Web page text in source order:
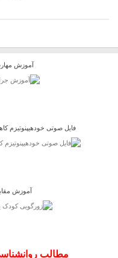
آموزش
فایل صوتی
آموزش
مطالب